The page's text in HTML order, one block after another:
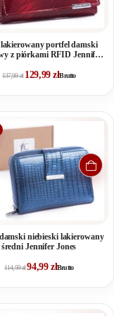
portfel damski
z piórkami RFID Jennifer
137,99zł 129,99złBrutto
niebieski lakierowany
średni Jennifer Jones
114,99zł94,99 złBrutto